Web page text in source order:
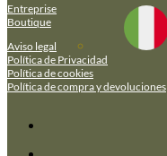
Entreprise
Boutique
Aviso legal
Política de Privacidad
Política de cookies
Política de compra y devoluciones